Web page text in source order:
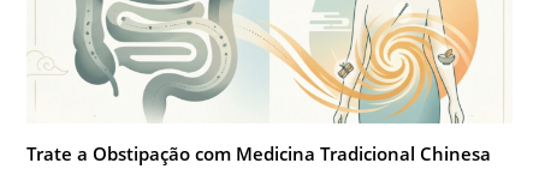
Trate a Obstipação com Medicina Tradicional Chinesa